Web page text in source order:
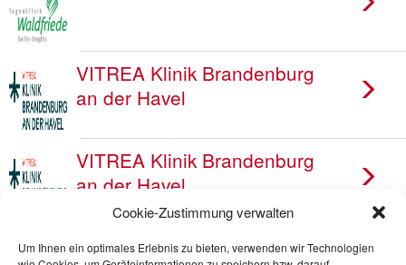
Cookie-Zustimmung verwalten
Um Ihnen ein optimales Erlebnis zu bieten, verwenden wir Technologien
VITREA Klinik Brandenburg
an der Havel
VITREA Klinik Brandenburg
an der Havel
Westklinik Dahlem